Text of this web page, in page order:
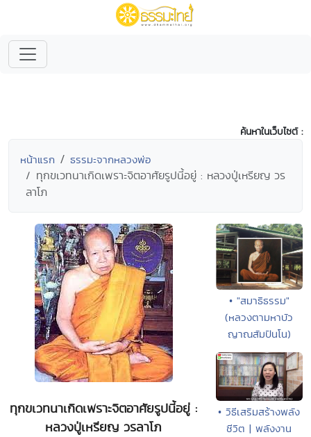
ค้นหาในเว็บไซต์ :
หน้าแรก ธรรมะจากหลวงพ่อ
ทุกขเวทนาเกิดเพราะจิตอาศัยรูปนี้อยู่ : หลวงปู่เหรียญ วร
ลาโภ
ทุกขเวทนาเกิดเพราะจิตอาศัยรูปนี้อยู่ :
หลวงปู่เหรียญ วรลาโภ
• "สมาธิธรรม"
(หลวงตามหาบัว
ญาณสัมปันโน)
• วิธีเสริมสร้างพลัง
ชีวิต | พลังงาน